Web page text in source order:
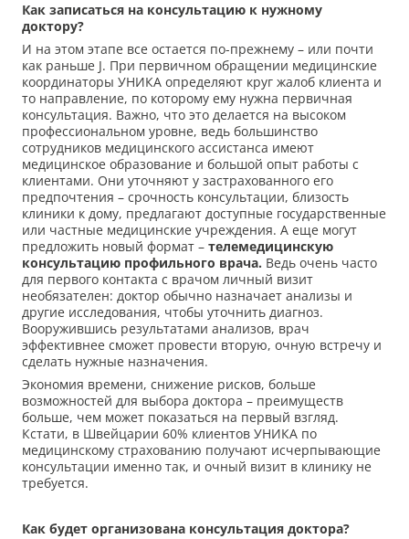
Как записаться на консультацию к нужному
доктору?
И на этом этапе все остается по-прежнему – или почти
как раньше J. При первичном обращении медицинские
координаторы УНИКА определяют круг жалоб клиента и
то направление, по которому ему нужна первичная
консультация. Важно, что это делается на высоком
профессиональном уровне, ведь большинство
сотрудников медицинского ассистанса имеют
медицинское образование и большой опыт работы с
клиентами. Они уточняют у застрахованного его
предпочтения – срочность консультации, близость
клиники к дому, предлагают доступные государственные
или частные медицинские учреждения. А еще могут
предложить новый формат – телемедицинскую
консультацию профильного врача. Ведь очень часто
для первого контакта с врачом личный визит
необязателен: доктор обычно назначает анализы и
другие исследования, чтобы уточнить диагноз.
Вооружившись результатами анализов, врач
эффективнее сможет провести вторую, очную встречу и
сделать нужные назначения.
Экономия времени, снижение рисков, больше
возможностей для выбора доктора – преимуществ
больше, чем может показаться на первый взгляд.
Кстати, в Швейцарии 60% клиентов УНИКА по
медицинскому страхованию получают исчерпывающие
консультации именно так, и очный визит в клинику не
требуется.
Как будет организована консультация доктора?